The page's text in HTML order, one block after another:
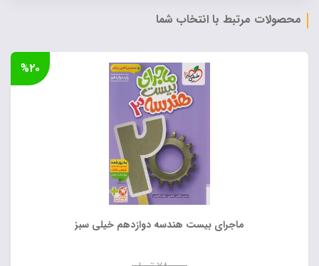
محصولات مرتبط با انتخاب شما
ماجرای بیست هندسه دوازدهم خیلی سبز
%۲۰